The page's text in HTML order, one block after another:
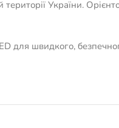
України.
швидкого,